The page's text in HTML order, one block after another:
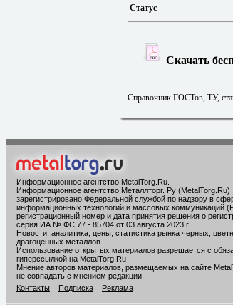
Статус
Скачать
Справочник ГОСТов, ТУ,
Информационное агентство MetalTorg.Ru
Информационное агентство Металлторг. Ру (MetalTorg.Ru)
зарегистрировано Федеральной службой по надзору в
информационных технологий и массовых коммуникаций
регистрационный номер и дата принятия решения о
серия ИА № ФС 77 - 85704 от 03 августа 2023 г.
Новости, аналитика, цены, статистика рынка черных,
драгоценных металлов.
Использование открытых материалов разрешается с
гиперссылкой на MetalTorg.Ru
Мнение авторов материалов, размещаемых на сайте
не совпадать с мнением редакции.
Контакты
Подписка Реклама